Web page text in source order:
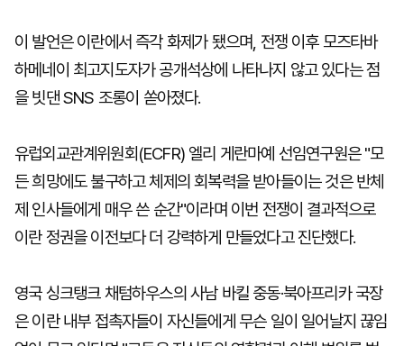
이 발언은 이란에서 즉각 화제가 됐으며, 전쟁 이후 모즈타바
하메네이 최고지도자가 공개석상에 나타나지 않고 있다는 점
을 빗댄 SNS 조롱이 쏟아졌다.
유럽외교관계위원회(ECFR) 엘리 게란마예 선임연구원은 "모
든 희망에도 불구하고 체제의 회복력을 받아들이는 것은 반체
제 인사들에게 매우 쓴 순간"이라며 이번 전쟁이 결과적으로
이란 정권을 이전보다 더 강력하게 만들었다고 진단했다.
영국 싱크탱크 채텀하우스의 사남 바킬 중동·북아프리카 국장
은 이란 내부 접촉자들이 자신들에게 무슨 일이 일어날지 끊임